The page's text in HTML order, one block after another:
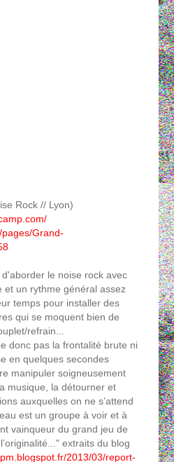
Rock // Lyon)
Grand-
le noise rock avec
et un rythme général assez
temps pour installer des
qui se moquent bien de
refrain...
donc pas la frontalité brute ni
en quelques secondes
manipuler soigneusement
musique, la détourner et
auxquelles on ne s’attend
est un groupe à voir et à
vainqueur du grand jeu de
extraits du blog
2013/03/report-